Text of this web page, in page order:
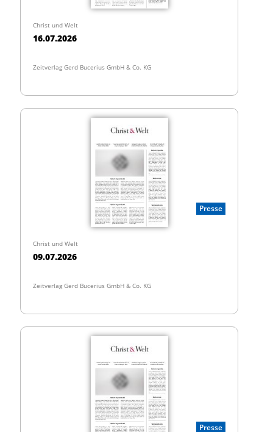
Christ und Welt
16.07.2026
Zeitverlag Gerd Bucerius GmbH & Co. KG
Presse
Christ und Welt
09.07.2026
Zeitverlag Gerd Bucerius GmbH & Co. KG
Presse